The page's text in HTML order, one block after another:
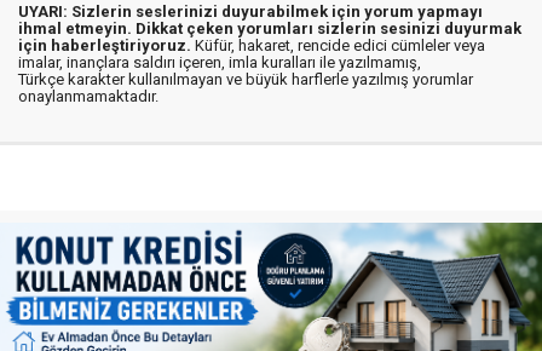
UYARI: Sizlerin seslerinizi duyurabilmek için yorum yapmayı
ihmal etmeyin. Dikkat çeken yorumları sizlerin sesinizi duyurmak
için haberleştiriyoruz. Küfür, hakaret, rencide edici cümleler veya
imalar, inançlara saldırı içeren, imla kuralları ile yazılmamış,
Türkçe karakter kullanılmayan ve büyük harflerle yazılmış yorumlar
onaylanmamaktadır.